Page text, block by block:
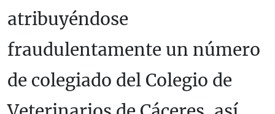
atribuyéndose
fraudulentamente un número
de colegiado del Colegio de